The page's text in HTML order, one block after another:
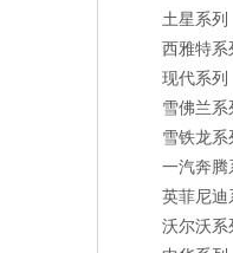
土星系列
西雅特系
现代系列
雪佛兰系
雪铁龙系
一汽奔腾
英菲尼迪
沃尔沃系